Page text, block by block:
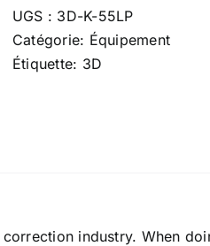
Pad
de
polissage
UGS : 3D-K-55LP
Catégorie: Équipement
Étiquette: 3D
industry. When